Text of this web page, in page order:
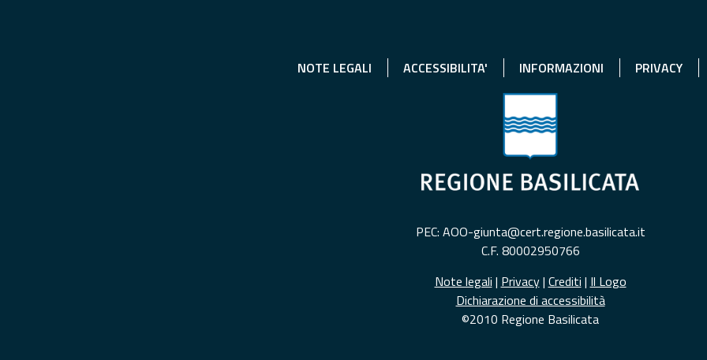
NOTE LEGALI ACCESSIBILITA' INFORMAZIONI PRIVACY
PEC: AOO-giunta@cert.regione.basilicata.it
C.F. 80002950766
Note legali | Privacy| Crediti | Il Logo
Dichiarazione di accessibilità
©2010 Regione Basilicata